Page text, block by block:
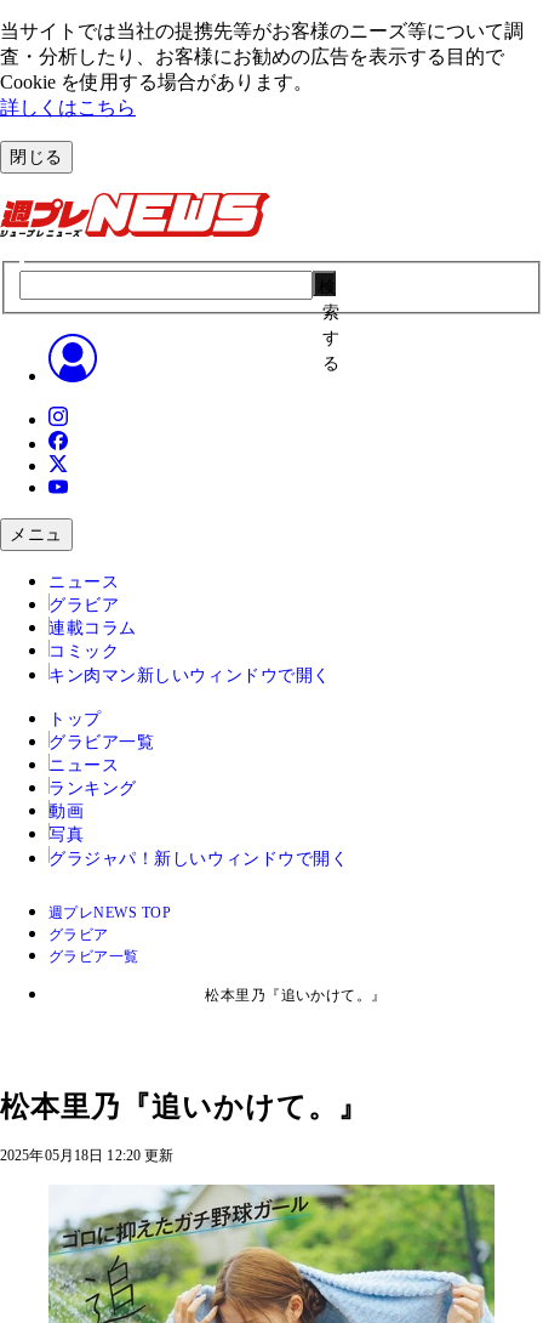
当サイトでは当社の提携先等がお客様のニーズ等について調
査・分析したり、お客様にお勧めの広告を表⽰する⽬的で
Cookie を使⽤する場合があります。
詳しくはこちら
閉じる
索
す
る
メニュ
ニュース
グラビア
連載コラム
コミック
キン肉マン 新しいウィンドウで開く
トップ
グラビア一覧
ニュース
ランキング
動画
写真
グラジャパ！ 新しいウィンドウで開く
週プレNEWS TOP
グラビア
グラビア一覧
松本里乃『追いかけて。』
松本里乃『追いかけて。』
2025年05月18日 12:20 更新